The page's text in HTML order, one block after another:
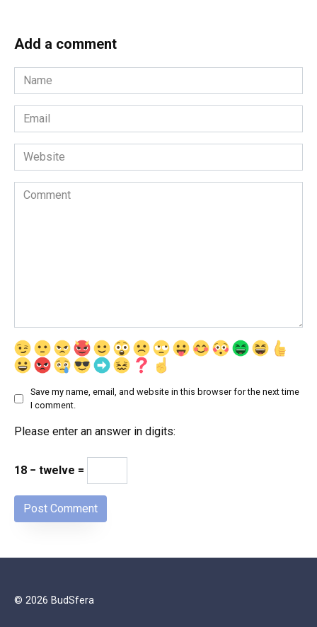
Add a comment
Name
*
Email
*
Website
Comment
Save my name, email, and website in this browser for the next time
I comment.
Please enter an answer in digits:
18 − twelve =
© 2026 BudSfera